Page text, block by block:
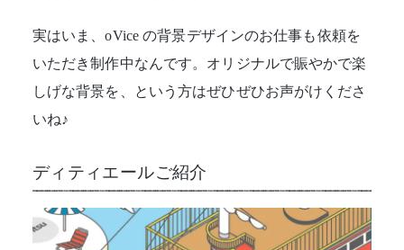
実はいま、oVice の背景デザインのお仕事も依頼を
いただき制作中なんです。オリジナルで賑やかで楽
しげな背景を、という方はぜひぜひお声がけくださ
いね♪
ディティエールご紹介